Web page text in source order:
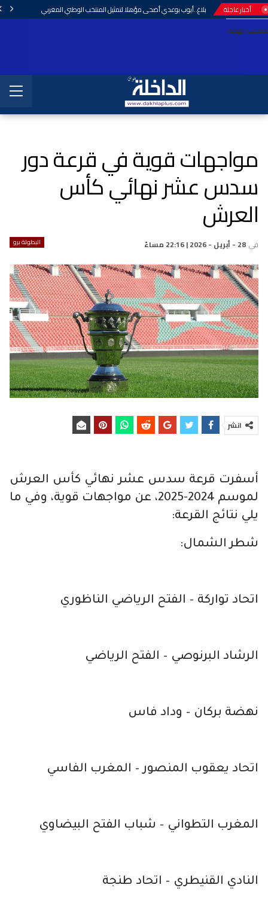
أخبار عاجلة بلاغ..أيوب بوعدي أضحى مؤهلا لتمثيل المنتخب الوطني المغربي
معجب بهذه:
مواجهات قوية في قرعة دور
سدس عشر نهائي كأس
العرش
البطولة برو في 28 - أبريل - 2026 | 22:16 مساءً
انشر
أسفرت قرعة سدس عشر نهائي كأس العرش
لموسم 2024-2025، عن مواجهات قوية، وفي ما
يلي نتائج القرعة:
شطر الشمال:
اتحاد تواركة – الفتح الرياضي الناظوري
الرشاد البرنوصي – الفتح الرياضي
نهضة بركان – وداد فاس
اتحاد يعقوب المنصور – المغرب الفاسي
المغرب التطواني – شباب الفتح البيضاوي
النادي القنيطري – اتحاد طنجة